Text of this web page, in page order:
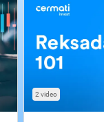
2 video